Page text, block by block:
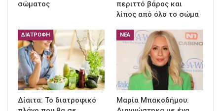
σώματος
περιττό βάρος και
λίπος από όλο το σώμα
ΔΙΑΤΡΟΦΉ
Δίαιτα: Το διατροφικό
ΝΈΑ
Μαρία Μπακοδήμου: